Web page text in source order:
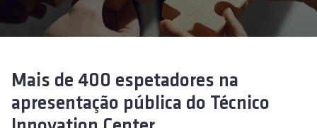
a
Mais de 400 espetadores na
apresentação pública do Técnico